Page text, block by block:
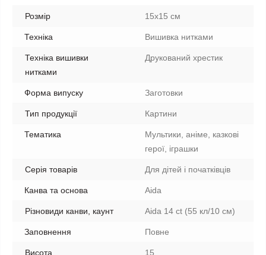
Розмір 15x15 см
Техніка Вишивка нитками
Техніка вишивки
нитками
Друкований хрестик
Форма випуску Заготовки
Тип продукції Картини
Тематика
Мультики, аніме, казкові
герої, іграшки
Серія товарів Для дітей і початківців
Канва та основа Aida
Різновиди канви, каунт Aida 14 ct (55 кл/10 см)
Заповнення Повне
Висота 15